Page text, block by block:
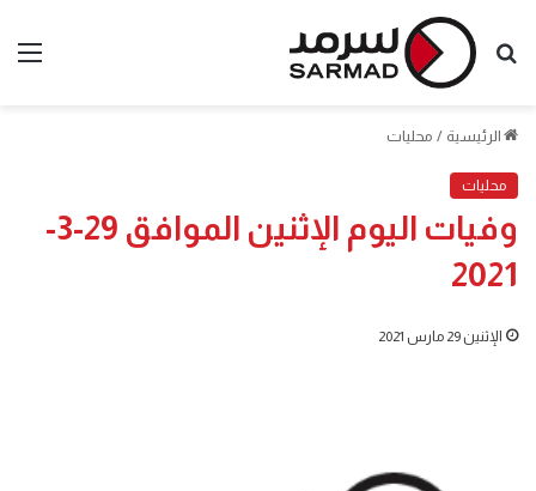
بحث
الرئيسية / محليات
محليات
وفيات اليوم الإثنين الموافق 29-3-
2021
الإثنين 29 مارس 2021